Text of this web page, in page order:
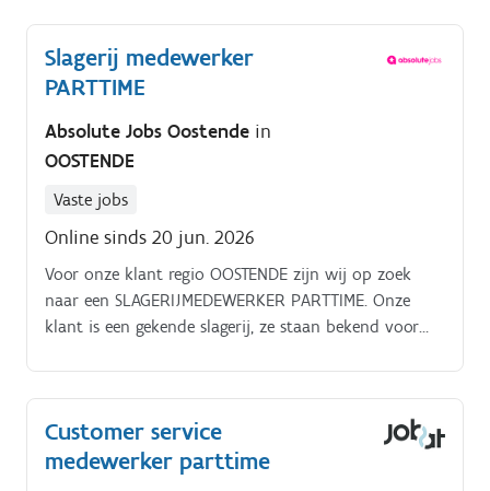
Slagerij medewerker
PARTTIME
Absolute Jobs Oostende in
OOSTENDE
Vaste jobs
Online sinds 20 jun. 2026
Voor onze klant regio OOSTENDE zijn wij op zoek
naar een SLAGERIJMEDEWERKER PARTTIME. Onze
klant is een gekende slagerij, ze staan bekend voor
takenpakket als SLAGERIJMEDEWERKER PARTTIME in
OOSTENDE:Klanten bedienen en de bestellingen
afrekenen aan de toonbank (ongeveer 80% van de
tijd);Aanvullen van de toonbank en de koelkast;Je
Customer service
medewerker parttime